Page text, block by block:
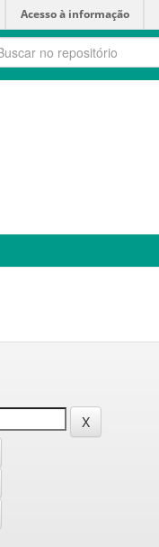
Acesso à informação